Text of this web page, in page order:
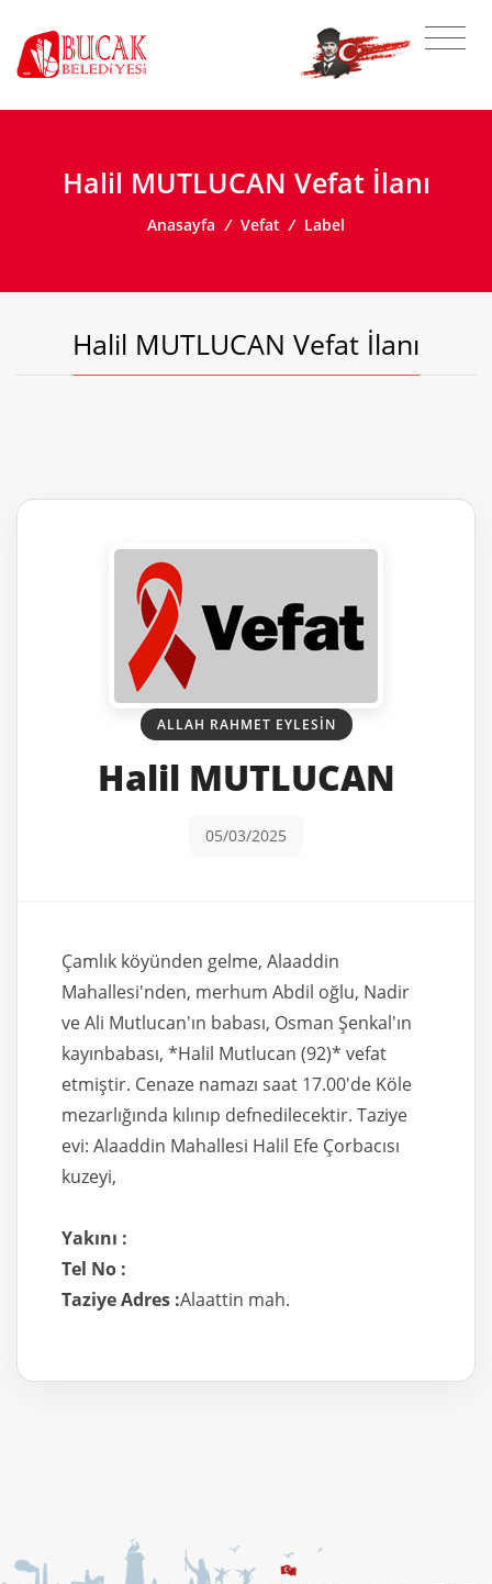
Halil MUTLUCAN Vefat İlanı
Anasayfa / Vefat / Label
Halil MUTLUCAN Vefat İlanı
ALLAH RAHMET EYLESIN
Halil MUTLUCAN
05/03/2025
Çamlık köyünden gelme, Alaaddin
Mahallesi'nden, merhum Abdil oğlu, Nadir
ve Ali Mutlucan'ın babası, Osman Şenkal'ın
kayınbabası, *Halil Mutlucan (92)* vefat
etmiştir. Cenaze namazı saat 17.00'de Köle
mezarlığında kılınıp defnedilecektir. Taziye
evi: Alaaddin Mahallesi Halil Efe Çorbacısı
kuzeyi,
Yakını :
Tel No :
Taziye Adres :Alaattin mah.